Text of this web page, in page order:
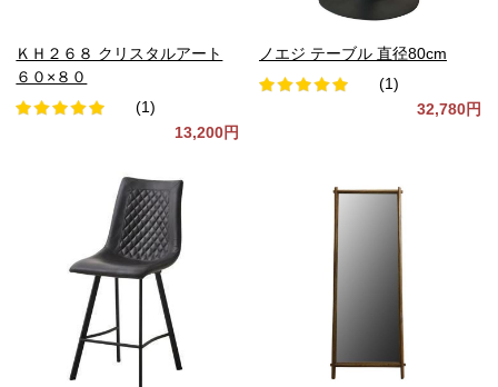
ＫＨ２６８ クリスタルアート
６０×８０
(1)
13,200円
ノエジ テーブル 直径80cm
(1)
32,780円